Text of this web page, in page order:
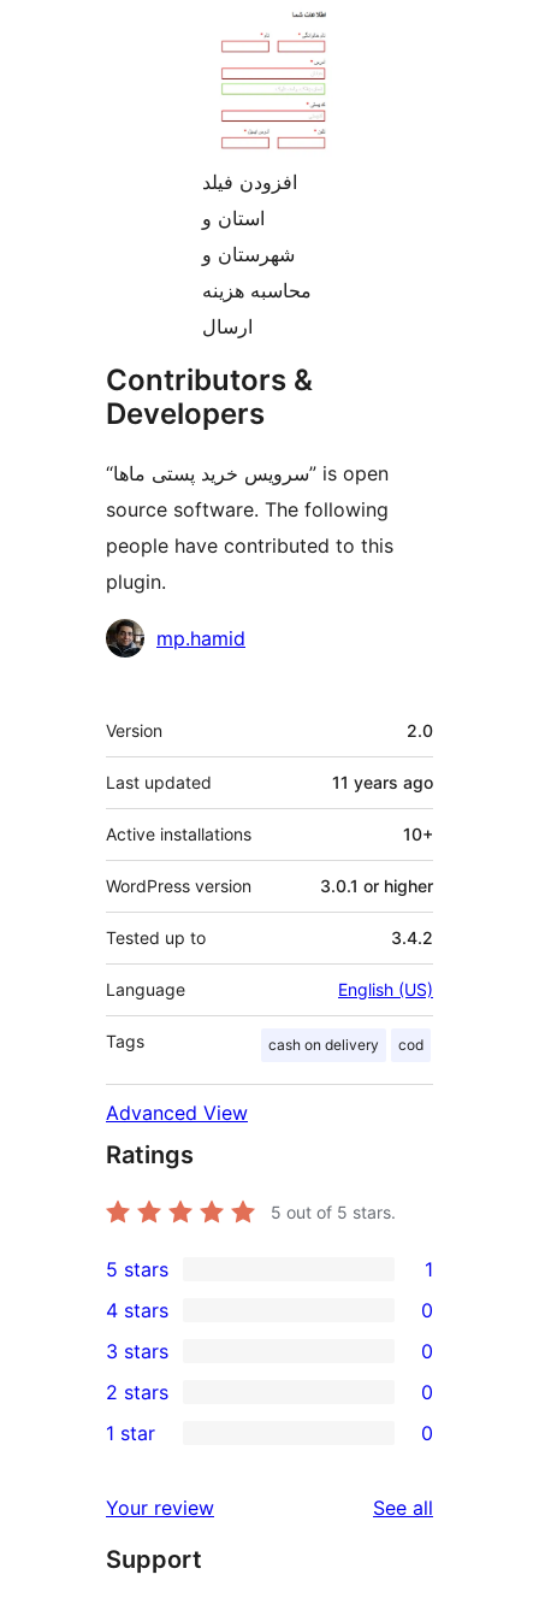
افزودن فیلد
استان و
شهرستان و
محاسبه هزینه
ارسال
Contributors &
Developers
“سرویس خرید پستی ماها” is open
source software. The following
people have contributed to this
plugin.
Contributors
mp.hamid
Meta
Version 2.0
Last updated 11 years ago
Active installations 10+
WordPress version 3.0.1 or higher
Tested up to 3.4.2
Language English (US)
Tags cash on delivery cod
Advanced View
Ratings
5 out of 5 stars.
1
5-
star
review
5 stars 1
4-
star
reviews
4 stars 0
0
3-
star
3 stars 0
2-
reviews
2 stars 0
star
reviews
1 star 0
Your review See all
Support